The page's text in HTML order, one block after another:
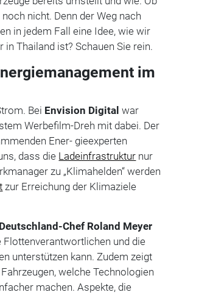
nicht. Denn der Weg nach
in jedem Fall eine Idee, wie wir
Thailand ist? Schauen Sie rein.
im
Bei Envision Digital war
Werbefilm-Dreh mit dabei. Der
Ener- gieexperten
dass die Ladeinfrastruktur nur
zu „Klimahelden“ werden
zur Erreichung der Klimaziele
Chef Roland Meyer
und die
unterstützen kann. Zudem zeigt
welche Technologien
machen. Aspekte, die